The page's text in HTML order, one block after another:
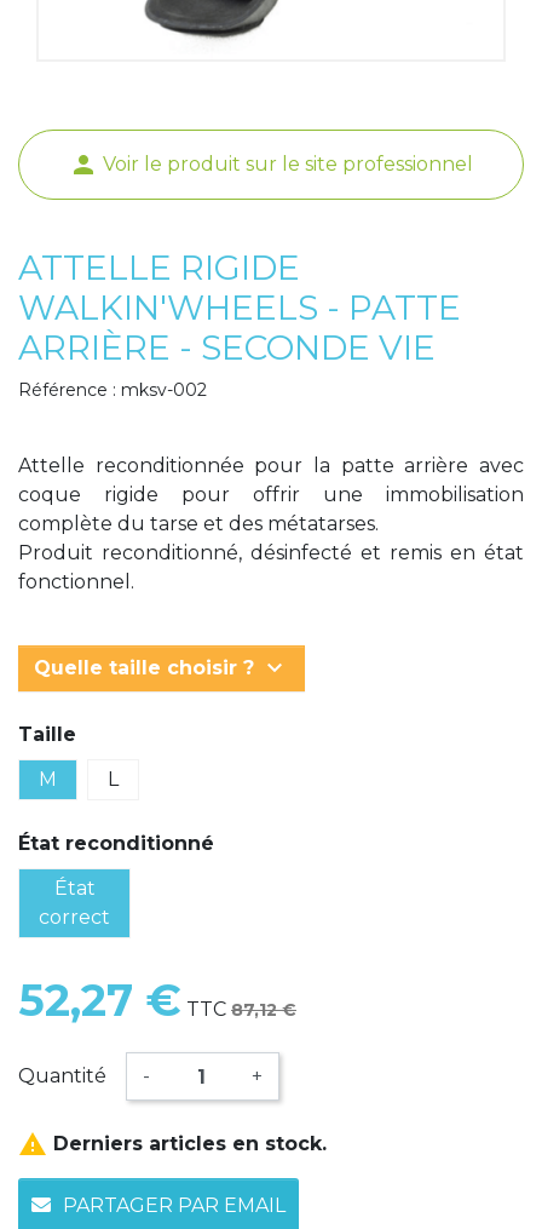
person Voir le produit sur le site professionnel
ATTELLE RIGIDE
WALKIN'WHEELS - PATTE
ARRIÈRE - SECONDE VIE
Référence : mksv-002
Attelle reconditionnée pour la patte arrière avec
coque rigide pour offrir une immobilisation
complète du tarse et des métatarses.
Produit reconditionné, désinfecté et remis en état
fonctionnel.
Quelle taille choisir ? keyboard_arrow_down
Taille
M
L
État reconditionné
État
correct
52,27 € TTC 87,12 €
Quantité - +
 Derniers articles en stock.
PARTAGER PAR EMAIL